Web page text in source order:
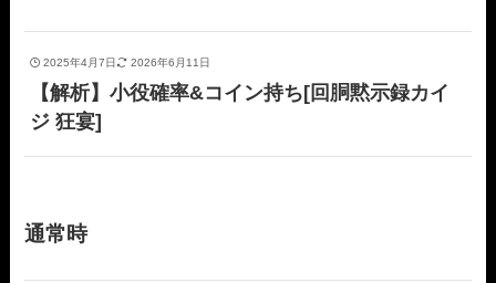
2025年4月7日 2026年6月11日
【解析】小役確率&コイン持ち[回胴黙示録カイ
ジ 狂宴]
通常時